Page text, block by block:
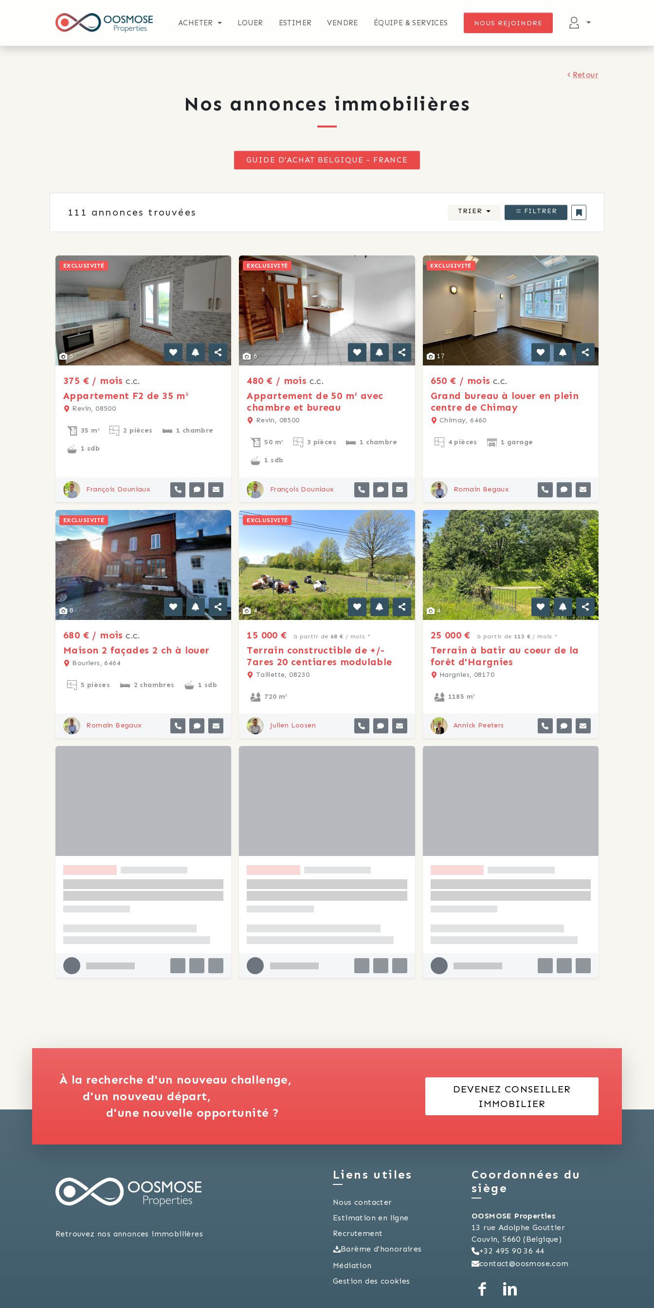
ACHETER LOUER ESTIMER VENDRE ÉQUIPE & SERVICES NOUS REJOINDRE
Retour
Nos annonces immobilières
GUIDE D'ACHAT BELGIQUE - FRANCE
111 annonces trouvées TRIER FILTRER
5
EXCLUSIVITÉ
375 € / mois C.C.
Appartement F2 de 35 m²
Revin, 08500
35 m² 2 pièces 1 chambre
1 sdb
François Douniaux
6
EXCLUSIVITÉ
480 € / mois C.C.
Appartement de 50 m² avec
chambre et bureau
Revin, 08500
50 m² 3 pièces 1 chambre
1 sdb
François Douniaux
17
EXCLUSIVITÉ
650 € / mois C.C.
Grand bureau à louer en plein
centre de Chimay
Chimay, 6460
4 pièces 1 garage
Romain Begaux
8
EXCLUSIVITÉ
680 € / mois C.C.
Maison 2 façades 2 ch à louer
Bourlers, 6464
5 pièces 2 chambres 1 sdb
Romain Begaux
4
EXCLUSIVITÉ
15 000 € à partir de 68 € / mois *
Terrain constructible de +/-
7ares 20 centiares modulable
Taillette, 08230
720 m²
Julien Loosen
4
25 000 € à partir de 113 € / mois *
Terrain à batir au coeur de la
forêt d'Hargnies
Hargnies, 08170
1185 m²
Annick Peeters
À la recherche d'un nouveau challenge,
d'un nouveau départ,
d'une nouvelle opportunité ?
DEVENEZ CONSEILLER
IMMOBILIER
Retrouvez nos annonces immobilières
Liens utiles
Nous contacter
Estimation en ligne
Recrutement
Barème d'honoraires
Médiation
Gestion des cookies
Coordonnées du
siège
OOSMOSE Properties
13 rue Adolphe Gouttier
Couvin, 5660 (Belgique)
+32 495 90 36 44
contact@oosmose.com